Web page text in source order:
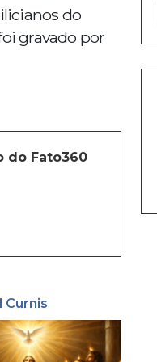
do
gravado por
do Fato360
Curnis